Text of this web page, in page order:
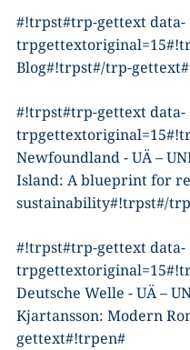
#!trpst#trp-gettext data-
Blog#!trpst#/trp-
#!trpst#trp-gettext data-
Newfoundland - UÄ –
Island: A blueprint for
sustainability#!trpst#/
#!trpst#trp-gettext data-
Deutsche Welle - UÄ –
Kjartansson: Modern
gettext#!trpen#